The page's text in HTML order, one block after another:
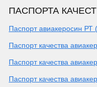
ПАСПОРТА
Паспорт авиакеросин
Паспорт качества
Паспорт качества
Паспорт качества